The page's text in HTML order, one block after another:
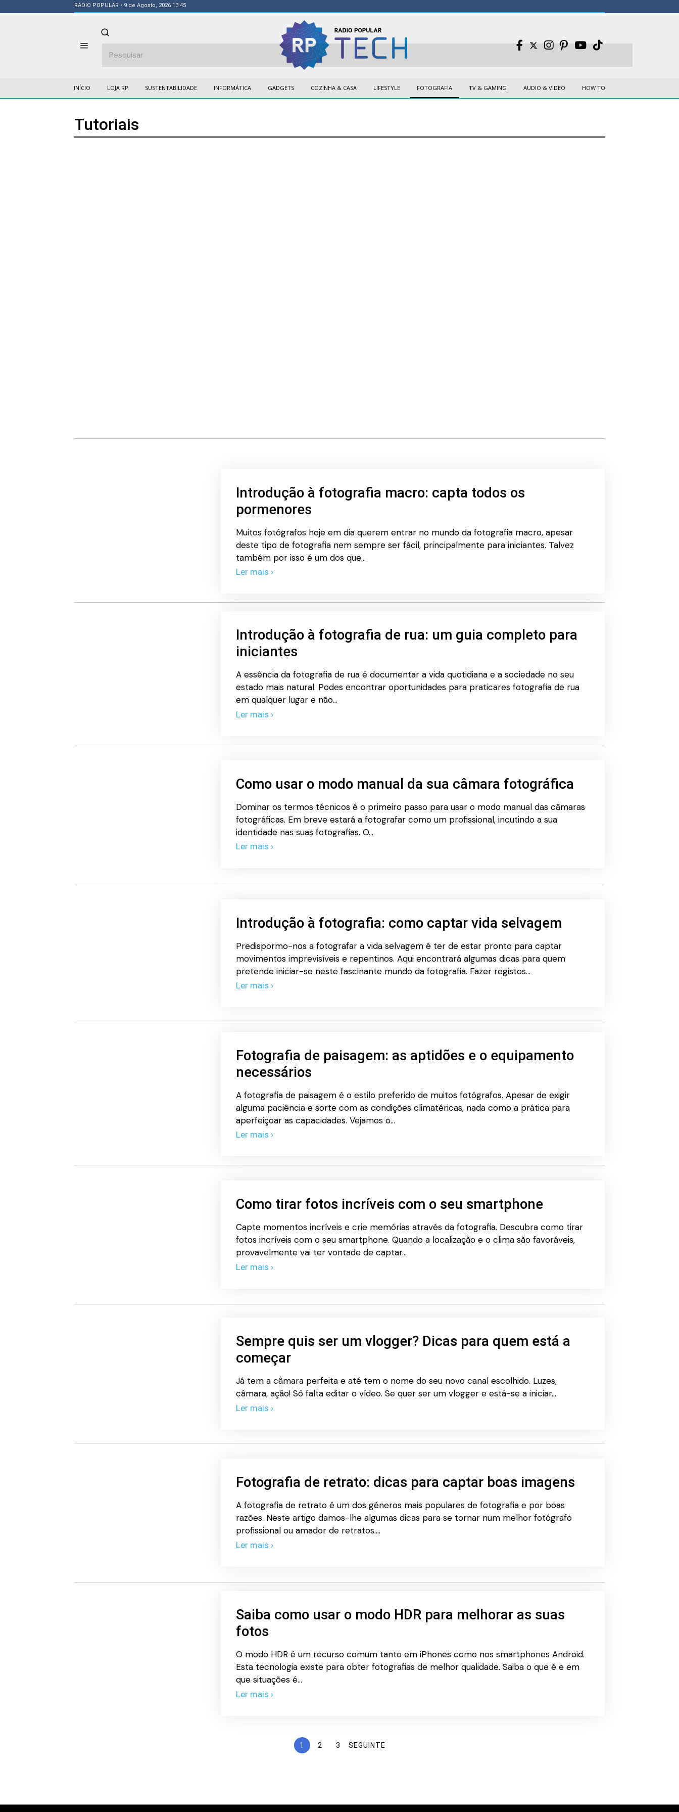
RADIO POPULAR • 9 de Agosto, 2026 13:45
INÍCIO LOJA RP SUSTENTABILIDADE INFORMÁTICA GADGETS COZINHA & CASA LIFESTYLE FOTOGRAFIA TV & GAMING AUDIO & VIDEO HOW TO
Tutoriais
Introdução à fotografia macro: capta todos os
pormenores
Muitos fotógrafos hoje em dia querem entrar no mundo da fotografia macro, apesar
deste tipo de fotografia nem sempre ser fácil, principalmente para iniciantes. Talvez
também por isso é um dos que…
Ler mais ›
Introdução à fotografia de rua: um guia completo para
iniciantes
A essência da fotografia de rua é documentar a vida quotidiana e a sociedade no seu
estado mais natural. Podes encontrar oportunidades para praticares fotografia de rua
em qualquer lugar e não…
Ler mais ›
Como usar o modo manual da sua câmara fotográfica
Dominar os termos técnicos é o primeiro passo para usar o modo manual das câmaras
fotográficas. Em breve estará a fotografar como um profissional, incutindo a sua
identidade nas suas fotografias. O…
Ler mais ›
Introdução à fotografia: como captar vida selvagem
Predispormo-nos a fotografar a vida selvagem é ter de estar pronto para captar
movimentos imprevisíveis e repentinos. Aqui encontrará algumas dicas para quem
pretende iniciar-se neste fascinante mundo da fotografia. Fazer registos…
Ler mais ›
Fotografia de paisagem: as aptidões e o equipamento
necessários
A fotografia de paisagem é o estilo preferido de muitos fotógrafos. Apesar de exigir
alguma paciência e sorte com as condições climatéricas, nada como a prática para
aperfeiçoar as capacidades. Vejamos o…
Ler mais ›
Como tirar fotos incríveis com o seu smartphone
Capte momentos incríveis e crie memórias através da fotografia. Descubra como tirar
fotos incríveis com o seu smartphone. Quando a localização e o clima são favoráveis,
provavelmente vai ter vontade de captar…
Ler mais ›
Sempre quis ser um vlogger? Dicas para quem está a
começar
Já tem a câmara perfeita e até tem o nome do seu novo canal escolhido. Luzes,
câmara, ação! Só falta editar o vídeo. Se quer ser um vlogger e está-se a iniciar…
Ler mais ›
Fotografia de retrato: dicas para captar boas imagens
A fotografia de retrato é um dos géneros mais populares de fotografia e por boas
razões. Neste artigo damos-lhe algumas dicas para se tornar num melhor fotógrafo
profissional ou amador de retratos.…
Ler mais ›
Saiba como usar o modo HDR para melhorar as suas
fotos
O modo HDR é um recurso comum tanto em iPhones como nos smartphones Android.
Esta tecnologia existe para obter fotografias de melhor qualidade. Saiba o que é e em
que situações é…
Ler mais ›
1 2 3 SEGUINTE